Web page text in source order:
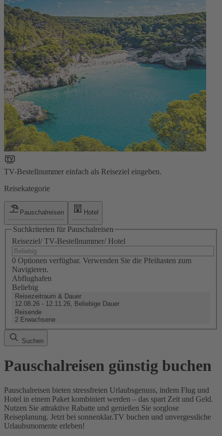
TV-Bestellnummer einfach als Reiseziel eingeben.
Reisekategorie
Pauschalreisen Hotel
Suchkriterien für Pauschalreisen
Reiseziel/ TV-Bestellnummer/ Hotel
0 Optionen verfügbar. Verwenden Sie die Pfeiltasten zum
Navigieren.
Abflughafen
Beliebig
Reisezeitraum & Dauer
12.08.26 - 12.11.26, Beliebige Dauer
Reisende
2 Erwachsene
Suchen
Pauschalreisen günstig buchen
Pauschalreisen bieten stressfreien Urlaubsgenuss, indem Flug und
Hotel in einem Paket kombiniert werden – das spart Zeit und Geld.
Nutzen Sie attraktive Rabatte und genießen Sie sorglose
Reiseplanung. Jetzt bei sonnenklar.TV buchen und unvergessliche
Urlaubsmomente erleben!